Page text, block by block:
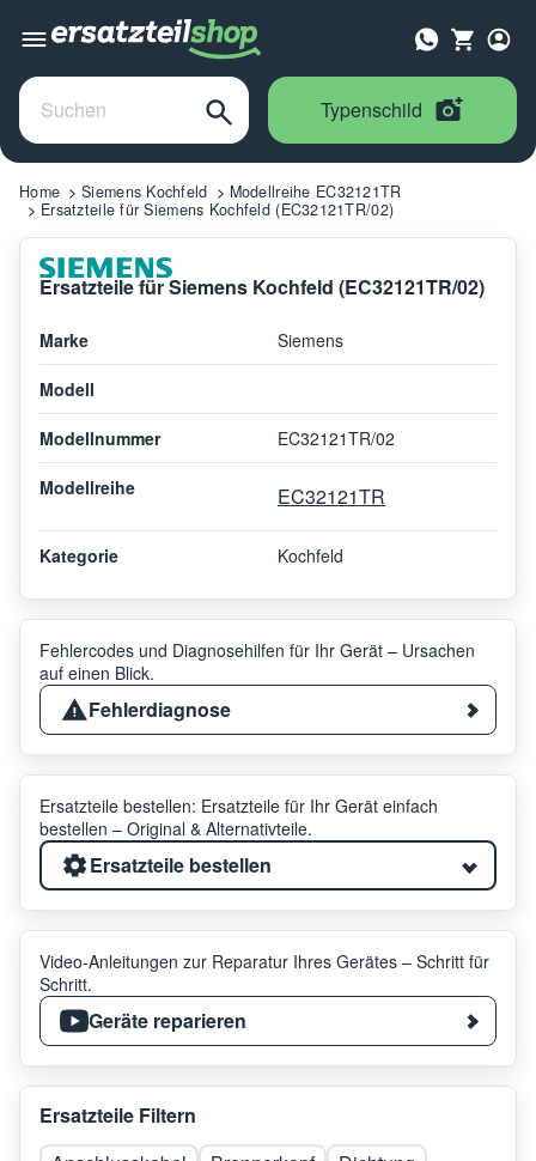
Typenschild
Home Siemens Kochfeld
Modellreihe EC32121TR
Ersatzteile für Siemens Kochfeld (EC32121TR/02)
Ersatzteile für Siemens Kochfeld (EC32121TR/02)
Marke Siemens
Modell
Modellnummer EC32121TR/02
Modellreihe EC32121TR
Kategorie Kochfeld
Fehlercodes und Diagnosehilfen für Ihr Gerät – Ursachen
auf einen Blick.
Fehlerdiagnose
Ersatzteile bestellen: Ersatzteile für Ihr Gerät einfach
bestellen – Original & Alternativteile.
Ersatzteile bestellen
Video-Anleitungen zur Reparatur Ihres Gerätes – Schritt für
Schritt.
Geräte reparieren
Ersatzteile Filtern